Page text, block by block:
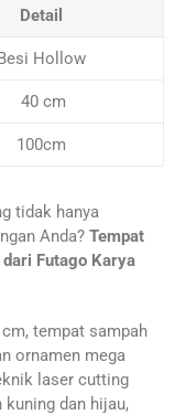
Detail
Hollow
40 cm
100cm
tidak hanya
Anda? Tempat
Futago Karya
tempat sampah
ornamen mega
laser cutting
kuning dan hijau,